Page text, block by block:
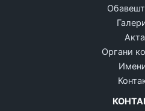
Акта
Органи